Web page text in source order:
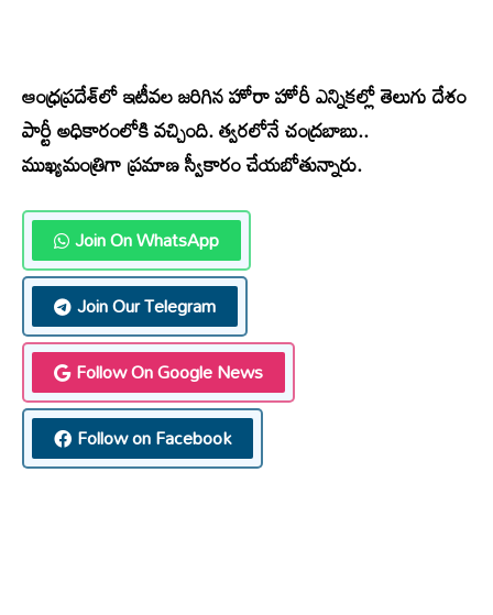
ఆంధ్రప్రదేశ్‌లో ఇటీవల జరిగిన హోరా హోరీ ఎన్నికల్లో తెలుగు దేశం
పార్టీ అధికారంలోకి వచ్చింది. త్వరలోనే చంద్రబాబు..
ముఖ్యమంత్రిగా ప్రమాణ స్వీకారం చేయబోతున్నారు.
Join On WhatsApp
Join Our Telegram
Follow On Google News
Follow on Facebook